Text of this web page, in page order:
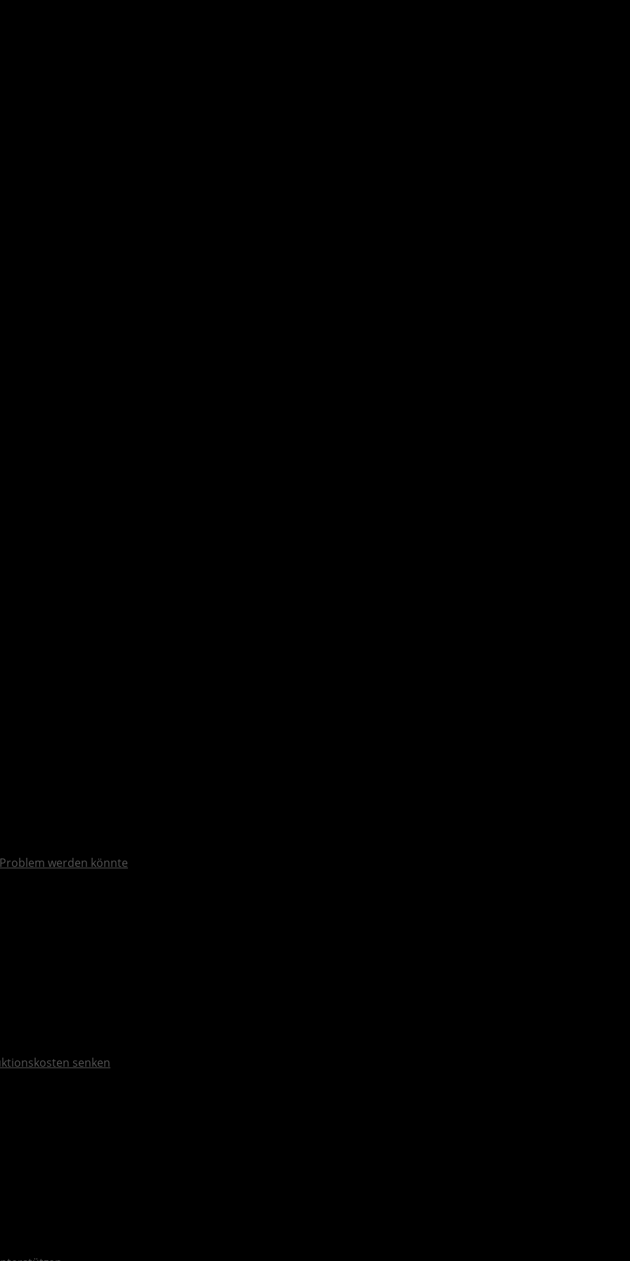
werden könnte
senken